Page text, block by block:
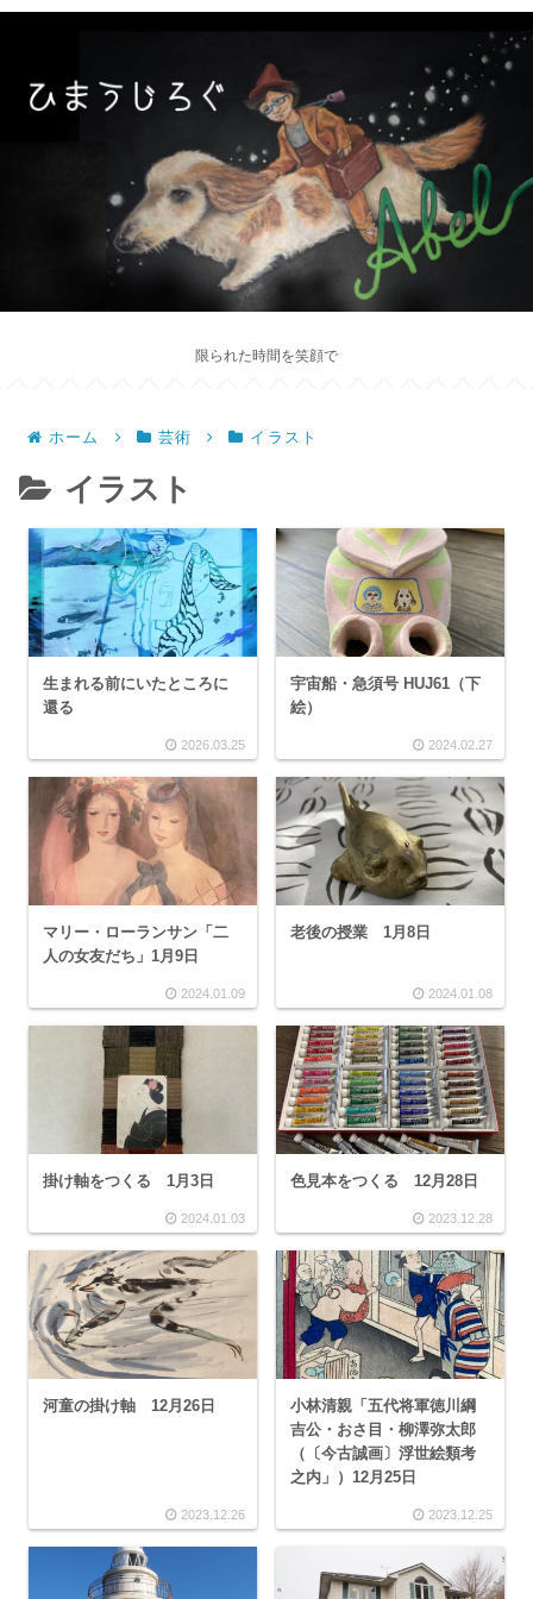
限られた時間を笑顔で
ホーム 芸術 イラスト
イラスト
生まれる前にいたところに
還る
2026.03.25
宇宙船・急須号 HUJ61（下
絵）
2024.02.27
マリー・ローランサン「二
人の女友だち」1月9日
2024.01.09
老後の授業 1月8日
2024.01.08
掛け軸をつくる 1月3日
2024.01.03
色見本をつくる 12月28日
2023.12.28
河童の掛け軸 12月26日
2023.12.26
小林清親「五代将軍徳川綱
吉公・おさ目・柳澤弥太郎
（〔今古誠画〕浮世絵類考
之内」）12月25日
2023.12.25